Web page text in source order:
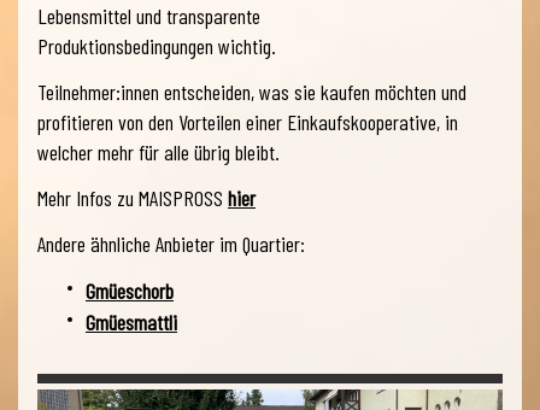
Lebensmittel und transparente
Produktionsbedingungen wichtig.
Teilnehmer:innen entscheiden, was sie kaufen möchten und
profitieren von den Vorteilen einer Einkaufskooperative, in
welcher mehr für alle übrig bleibt.
Mehr Infos zu MAISPROSS hier
Andere ähnliche Anbieter im Quartier:
Gmüeschorb
Gmüesmattli